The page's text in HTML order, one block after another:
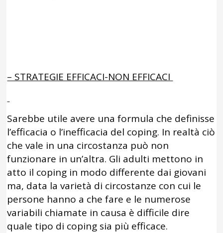
– STRATEGIE EFFICACI-NON EFFICACI
Sarebbe utile avere una formula che definisse
l’efficacia o l’inefficacia del coping. In realtà ciò
che vale in una circostanza può non
funzionare in un’altra. Gli adulti mettono in
atto il coping in modo differente dai giovani
ma, data la varietà di circostanze con cui le
persone hanno a che fare e le numerose
variabili chiamate in causa è difficile dire
quale tipo di coping sia più efficace.